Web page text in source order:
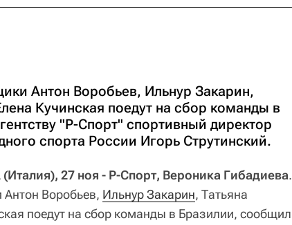
Антон Воробьев, Ильнур Закарин,
Кучинская поедут на сбор команды в
"Р-Спорт" спортивный директор
спорта России Игорь Струтинский.
27 ноя - Р-Спорт, Вероника Гибадиева.
Антон Воробьев, Ильнур Закарин, Татьяна
поедут на сбор команды в Бразилии, сообщил